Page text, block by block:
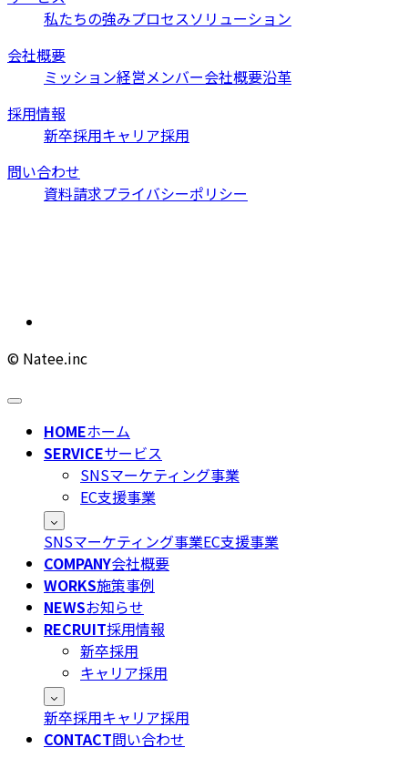
私たちの強みプロセスソリューション
会社概要
ミッション経営メンバー会社概要沿革
採用情報
新卒採用キャリア採用
問い合わせ
資料請求プライバシーポリシー
© Natee.inc
HOMEホーム
SERVICEサービス
SNSマーケティング事業
EC支援事業
SNSマーケティング事業EC支援事業
COMPANY会社概要
WORKS施策事例
NEWSお知らせ
RECRUIT採用情報
新卒採用
キャリア採用
新卒採用キャリア採用
CONTACT問い合わせ